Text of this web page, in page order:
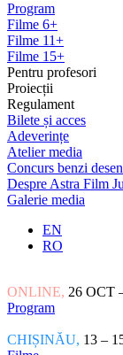
Program
Filme 6+
Filme 11+
Filme 15+
Pentru profesori
Proiecții
Regulament
Bilete și acces
Adeverințe
Atelier media
Concurs benzi
Despre Astra Film
Galerie media
EN
RO
ONLINE, 26 OCT
Program
CHIȘINĂU, 13 –